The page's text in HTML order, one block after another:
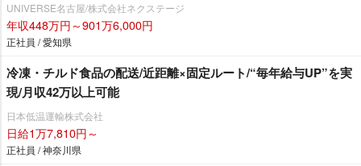
UNIVERSE名古屋/株式会社ネクステージ
年収448万円～901万6,000円
正社員 / 愛知県
冷凍・チルド食品の配送/近距離×固定ルート/“毎年給与UP”を実
現/月収42万以上可能
日本低温運輸株式会社
日給1万7,810円～
正社員 / 神奈川県